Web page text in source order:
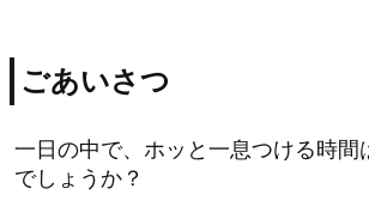
ごあいさつ
一日の中で、ホッと一息つける時間
でしょうか？